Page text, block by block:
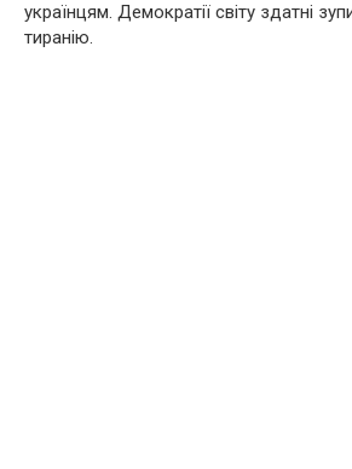
українцям. Демократії світу здатні
тиранію.